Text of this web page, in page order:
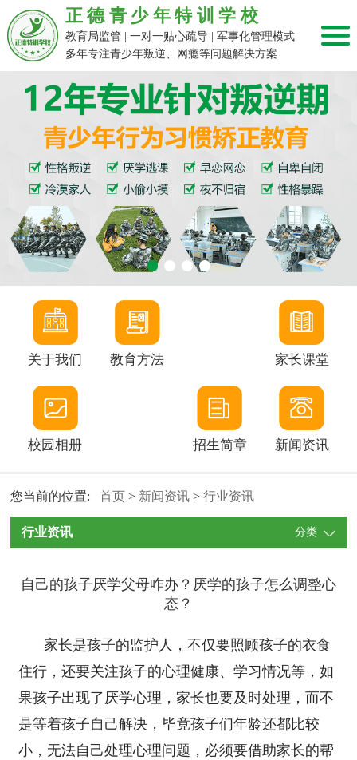
正德青少年特训学校
教育局监管 | 一对一贴心疏导 | 军事化管理模式
多年专注青少年叛逆、网瘾等问题解决方案
关于我们 教育方法 家长课堂
校园相册 招生简章 新闻资讯
您当前的位置:首页 > 新闻资讯>行业资讯
行业资讯 分类
自己的孩子厌学父母咋办？厌学的孩子怎么调整心
态？
家长是孩子的监护人，不仅要照顾孩子的衣食
住行，还要关注孩子的心理健康、学习情况等，如
果孩子出现了厌学心理，家长也要及时处理，而不
是等着孩子自己解决，毕竟孩子们年龄还都比较
小，无法自己处理心理问题，必须要借助家长的帮